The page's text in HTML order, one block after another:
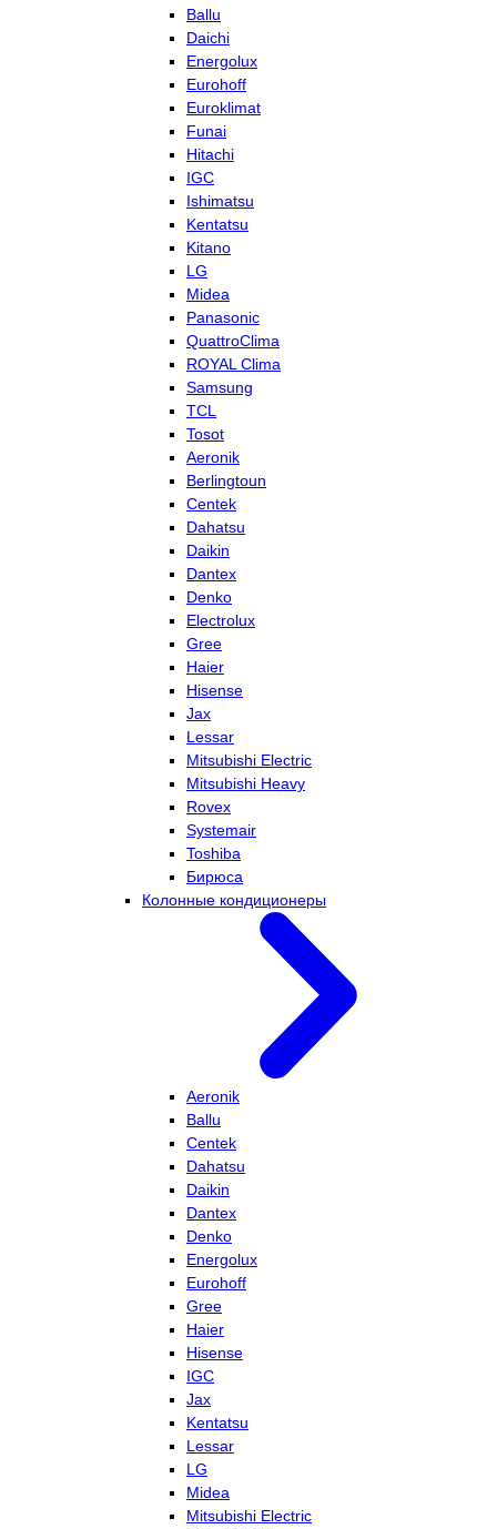
Ballu
Daichi
Energolux
Eurohoff
Euroklimat
Funai
Hitachi
IGC
Ishimatsu
Kentatsu
Kitano
LG
Midea
Panasonic
QuattroClima
ROYAL Clima
Samsung
TCL
Tosot
Aeronik
Berlingtoun
Centek
Dahatsu
Daikin
Dantex
Denko
Electrolux
Gree
Haier
Hisense
Jax
Lessar
Mitsubishi Electric
Mitsubishi Heavy
Rovex
Systemair
Toshiba
Бирюса
Колонные кондиционеры
Aeronik
Ballu
Centek
Dahatsu
Daikin
Dantex
Denko
Energolux
Eurohoff
Gree
Haier
Hisense
IGC
Jax
Kentatsu
Lessar
LG
Midea
Mitsubishi Electric